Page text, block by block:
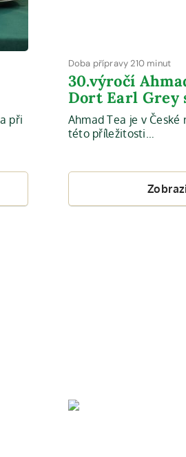
při
Doba přípravy 210 minut
30.výročí
Dort Earl Grey
Ahmad Tea je v
této příležitosti…